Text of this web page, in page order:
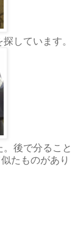
しています。
後で分ること
たものがあり